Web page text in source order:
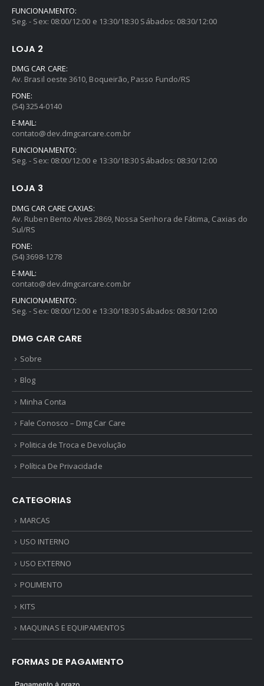
FUNCIONAMENTO:
Seg. - Sex: 08:00/12:00 e 13:30/18:30 Sábados: 08:30/12:00
LOJA 2
DMG CAR CARE:
Av. Brasil oeste 3610, Boqueirão, Passo Fundo/RS
FONE:
(54) 3254-0140
E-MAIL:
contato@dev.dmgcarcare.com.br
FUNCIONAMENTO:
Seg. - Sex: 08:00/12:00 e 13:30/18:30 Sábados: 08:30/12:00
LOJA 3
DMG CAR CARE CAXIAS:
Av. Ruben Bento Alves 2869, Nossa Senhora de Fátima, Caxias do
Sul/RS
FONE:
(54) 3698-1278
E-MAIL:
contato@dev.dmgcarcare.com.br
FUNCIONAMENTO:
Seg. - Sex: 08:00/12:00 e 13:30/18:30 Sábados: 08:30/12:00
DMG CAR CARE
Sobre
Blog
Minha Conta
Fale Conosco – Dmg Car Care
Politica de Troca e Devolução
Política De Privacidade
CATEGORIAS
MARCAS
USO INTERNO
USO EXTERNO
POLIMENTO
KITS
MAQUINAS E EQUIPAMENTOS
FORMAS DE PAGAMENTO